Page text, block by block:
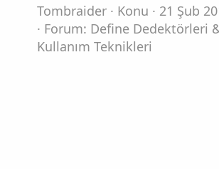
Tombraider
Konu 21 Şub
Forum: Define Dedektörleri
Kullanım Teknikleri